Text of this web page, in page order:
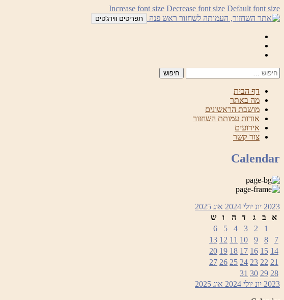
לדלג
לתוכן
Increase font size Decrease font size Default font size
תפריטים ווידג'טים
דף הבית
מה באתר
מושבת הראשונים
אודות עמותת השחזור
אירועים
צור קשר
Calendar
2023 יונ יולי 2024 אוג 2025
א
ב ג ד ה ו
ש
1
2
3
4
5
6
7
8
9
10
11
12
13
14
15
16
17
18
19
20
21
22
23
24
25
26
27
28
29
30
31
2023 יונ יולי 2024 אוג 2025